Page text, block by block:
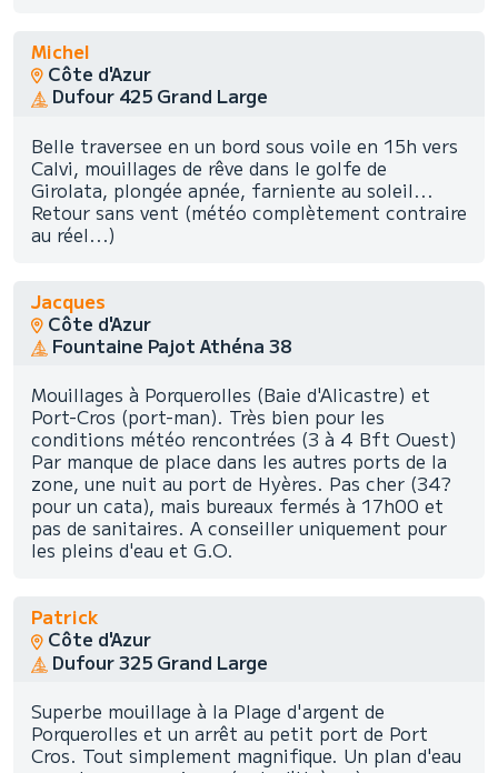
Michel
Côte d'Azur
Dufour 425 Grand Large
Belle traversee en un bord sous voile en 15h vers
Calvi, mouillages de rêve dans le golfe de
Girolata, plongée apnée, farniente au soleil...
Retour sans vent (météo complètement contraire
au réel...)
Jacques
Côte d'Azur
Fountaine Pajot Athéna 38
Mouillages à Porquerolles (Baie d'Alicastre) et
Port-Cros (port-man). Très bien pour les
conditions météo rencontrées (3 à 4 Bft Ouest)
Par manque de place dans les autres ports de la
zone, une nuit au port de Hyères. Pas cher (34?
pour un cata), mais bureaux fermés à 17h00 et
pas de sanitaires. A conseiller uniquement pour
les pleins d'eau et G.O.
Patrick
Côte d'Azur
Dufour 325 Grand Large
Superbe mouillage à la Plage d'argent de
Porquerolles et un arrêt au petit port de Port
Cros. Tout simplement magnifique. Un plan d'eau